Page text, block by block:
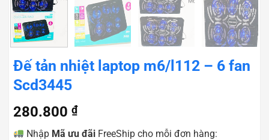
Đế tản nhiệt laptop m6/l112 – 6 fan
Scd3445
280.800 ₫
Nhập Mã ưu đãi FreeShip cho mỗi đơn hàng: